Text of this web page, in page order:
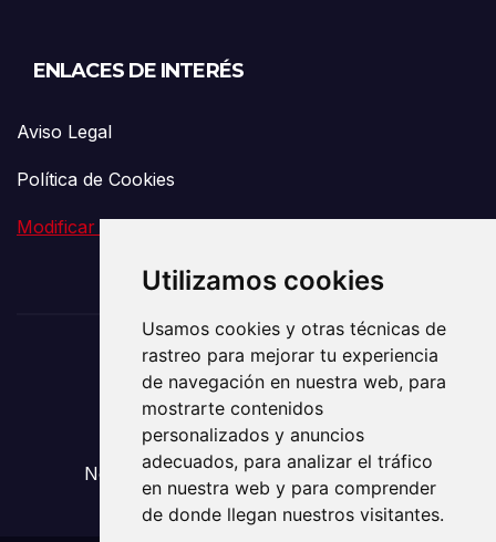
Utilizamos cookies
Usamos cookies y otras técnicas de
rastreo para mejorar tu experiencia
de navegación en nuestra web, para
mostrarte contenidos
personalizados y anuncios
adecuados, para analizar el tráfico
en nuestra web y para comprender
de donde llegan nuestros visitantes.
ENLACES DE INTERÉS
Aviso Legal
Política de Cookies
Modificar preferencia de Cookies
El Vigía de la
Comunicación
Noticias sobre Transporte y Mudanzas